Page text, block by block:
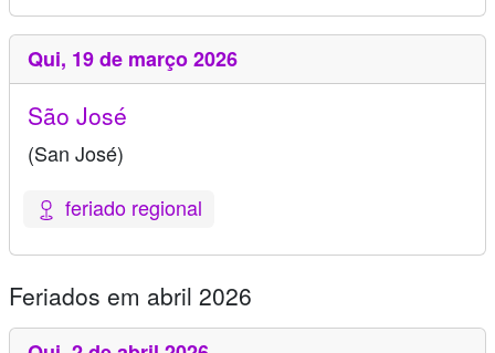
Qui, 19 de março 2026
São José
(San José)
feriado regional
Feriados em abril 2026